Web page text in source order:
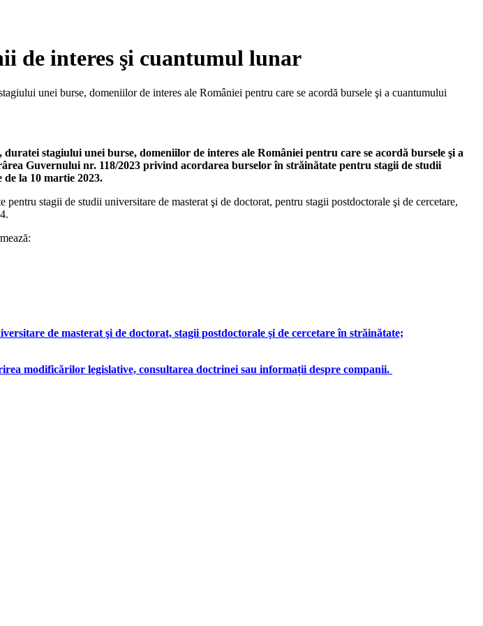
de interes şi cuantumul lunar
unei burse, domeniilor de interes ale României pentru care se acordă bursele şi a cuantumului
stagiului unei burse, domeniilor de interes ale României pentru care se acordă bursele şi a
Guvernului nr. 118/2023 privind acordarea burselor în străinătate pentru stagii de studii
la 10 martie 2023.
pentru stagii de studii universitare de masterat şi de doctorat, pentru stagii postdoctorale şi de cercetare,
de masterat şi de doctorat, stagii postdoctorale şi de cercetare în străinătate;
modificărilor legislative, consultarea doctrinei sau informații despre companii.